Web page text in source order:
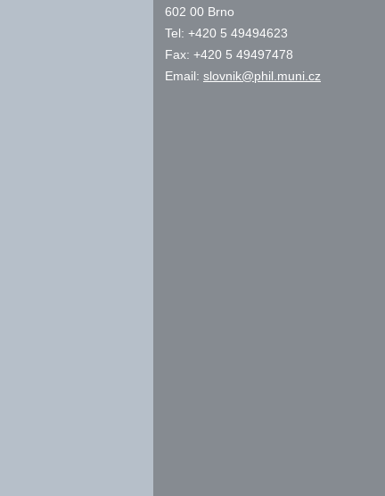
602 00 Brno
Tel: +420 5 49494623
Fax: +420 5 49497478
Email: slovnik@phil.muni.cz